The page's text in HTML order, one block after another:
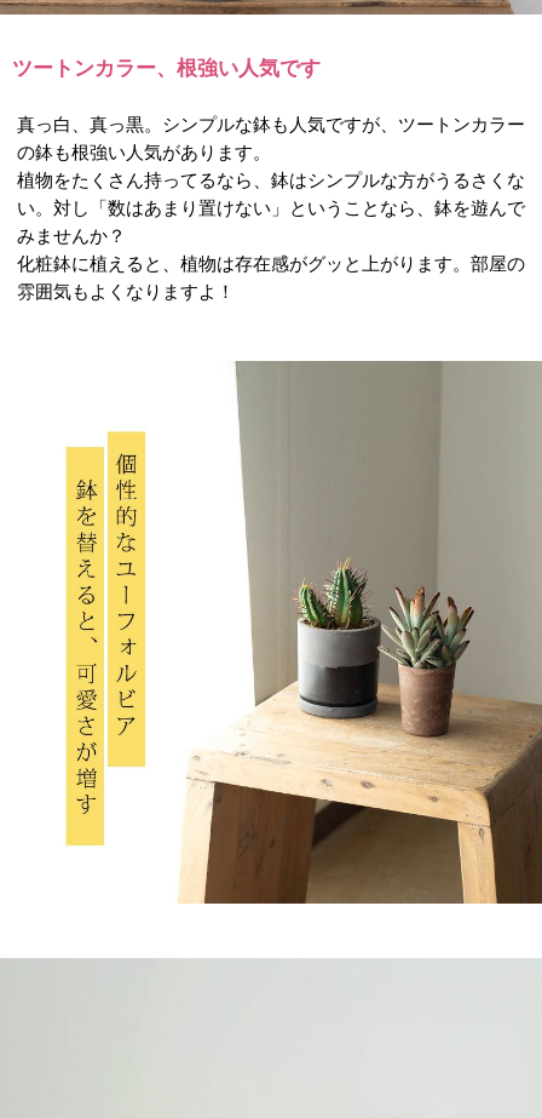
ツートンカラー、根強い人気です
真っ白、真っ黒。シンプルな鉢も人気ですが、ツートンカラー
の鉢も根強い人気があります。
植物をたくさん持ってるなら、鉢はシンプルな方がうるさくな
い。対し「数はあまり置けない」ということなら、鉢を遊んで
みませんか？
化粧鉢に植えると、植物は存在感がグッと上がります。部屋の
雰囲気もよくなりますよ！